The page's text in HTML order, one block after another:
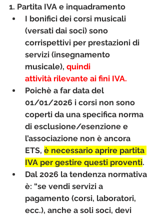
1. Partita IVA e inquadramento
I bonifici dei corsi musicali
(versati dai soci) sono
corrispettivi per prestazioni di
servizi (insegnamento
musicale), quindi
attività rilevante ai fini IVA.
Poichè a far data del
01/01/2026 i corsi non sono
coperti da una specifica norma
di esclusione/esenzione e
l’associazione non è ancora
ETS, è necessario aprire partita
IVA per gestire questi proventi.
Dal 2026 la tendenza normativa
è: “se vendi servizi a
pagamento (corsi, laboratori,
ecc.), anche a soli soci, devi